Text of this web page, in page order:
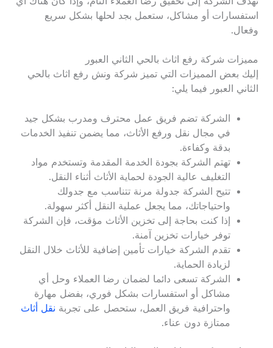
استفسارات أو مشاكل، ستعمل بجد لحلها بشكل سريع
وفعال.
مميزات شركة رفع اثاث بالحي الثاني العبور
إليك بعض المميزات التي تميز شركة ونش رفع اثاث بالحي
الثاني العبور فيما يلي:
الشركة تضم فريق عمل محترف ومدرب بشكل جيد
في مجال نقل ورفع الأثاث، مما يضمن تنفيذ الخدمات
بدقة وكفاءة.
تهتم الشركة بجودة الخدمة المقدمة وتستخدم مواد
التغليف عالية الجودة لحماية الأثاث أثناء النقل.
تتيح الشركة جدولة مرنة تتناسب مع جدولك
واحتياجاتك، مما يجعل عملية النقل أكثر سهولة.
إذا كنت بحاجة إلى تخزين الأثاث مؤقت، فإن الشركة
توفر خيارات تخزين آمنة.
تقدم الشركة خيارات تأمين إضافية للأثاث خلال النقل
لزيادة الحماية.
الشركة تسعى دائما لضمان رضا العملاء وحل أي
مشاكل أو استفسارات بشكل فوري، بفضل مهارة
واحترافية فريق العمل، ستحصل على تجربة نقل أثاث
ممتازة دون عناء.